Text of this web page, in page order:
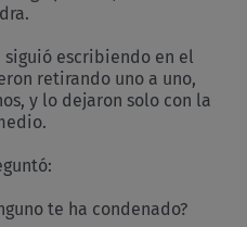
escribiendo en el
retirando uno a uno,
y lo dejaron solo con la
te ha condenado?